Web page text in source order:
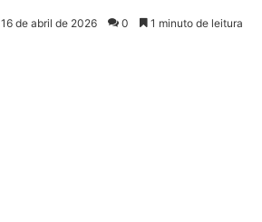
16 de abril de 2026 0 1 minuto de leitura